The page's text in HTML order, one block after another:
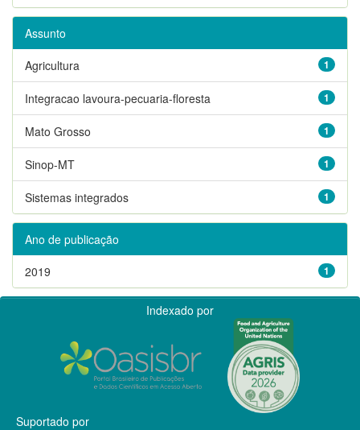
Assunto
1
Agricultura
1
Integracao lavoura-pecuaria-floresta
1
Mato Grosso
1
Sinop-MT
1
Sistemas integrados
Ano de publicação
1
2019
Indexado por
Suportado por